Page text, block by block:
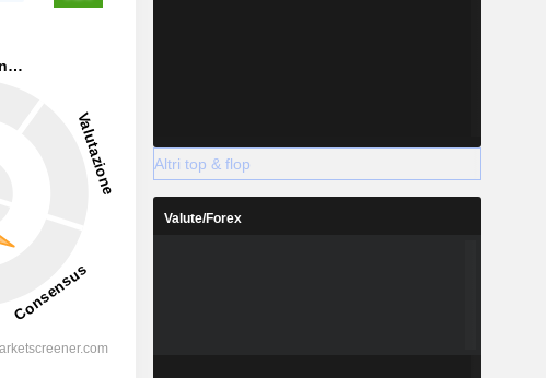
Altri top & flop
Valute/Forex